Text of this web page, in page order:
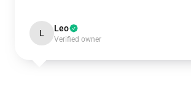
L Leo
Verified owner